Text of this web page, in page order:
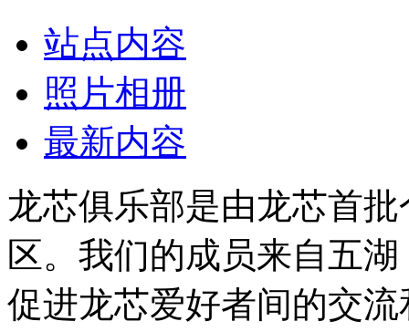
站点内容
照片相册
最新内容
龙芯俱乐部是由龙芯首
区。我们的成员来自五
促进龙芯爱好者间的交